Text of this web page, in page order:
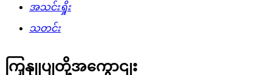
အသင်းရှိုး
သတင်း
ကြှနျုပျတို့အကွောငျး